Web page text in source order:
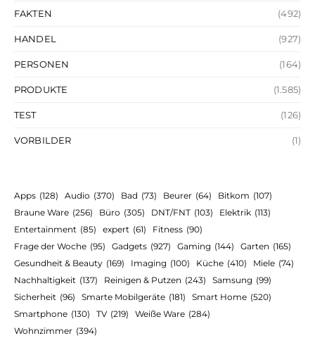
FAKTEN (492)
HANDEL (927)
PERSONEN (164)
PRODUKTE (1.585)
TEST (126)
VORBILDER (1)
Apps (128) Audio (370) Bad (73) Beurer (64) Bitkom (107)
Braune Ware (256) Büro (305) DNT/FNT (103) Elektrik (113)
Entertainment (85) expert (61) Fitness (90)
Frage der Woche (95) Gadgets (927) Gaming (144) Garten (165)
Gesundheit & Beauty (169) Imaging (100) Küche (410) Miele (74)
Nachhaltigkeit (137) Reinigen & Putzen (243) Samsung (99)
Sicherheit (96) Smarte Mobilgeräte (181) Smart Home (520)
Smartphone (130) TV (219) Weiße Ware (284)
Wohnzimmer (394)